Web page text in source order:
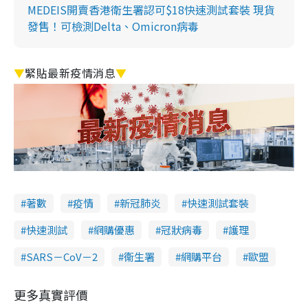
MEDEIS開賣香港衛生署認可$18快速測試套裝 現貨
發售！可檢測Delta、Omicron病毒
▼緊貼最新疫情消息▼
著數 疫情 新冠肺炎
快速測試套裝
快速測試
網購優惠 冠狀病毒
護理
SARS－CoV－2
衞生署 網購平台 歐盟
更多真實評價